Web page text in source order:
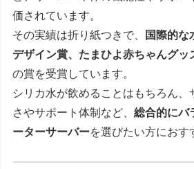
価されています。
その実績は折り紙つきで、
国際的な
デザイン賞、たまひよ赤ちゃんグッ
の賞を受賞しています。
シリカ水が飲めることはもちろん、
さやサポート体制など、総合的にバ
ーターサーバーを選びたい方におす